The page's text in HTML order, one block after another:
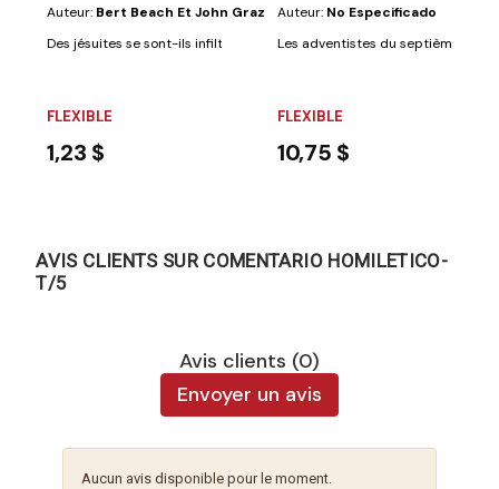
Auteur: Bert Beach Et John Graz
Des jésuites se sont-ils infiltrés à la Conférence générale ? Pourquoi
FLEXIBLE
1,23 $
Auteur: No Especificado
Les adventistes du septième jour
FLEXIBLE
10,75 $
AVIS CLIENTS SUR COMENTARIO HOMILETICO-
T/5
Avis clients (0)
Envoyer un avis
Aucun avis disponible pour le moment.